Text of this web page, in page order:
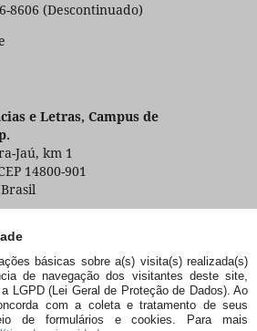
básicas sobre a(s) visita(s) realizada(s)
de navegação dos visitantes deste site,
LGPD (Lei Geral de Proteção de Dados). Ao
com a coleta e tratamento de seus
de formulários e cookies. Para mais
8606 (Descontinuado)
e Letras, Campus de
Jaú, km 1
14800-901